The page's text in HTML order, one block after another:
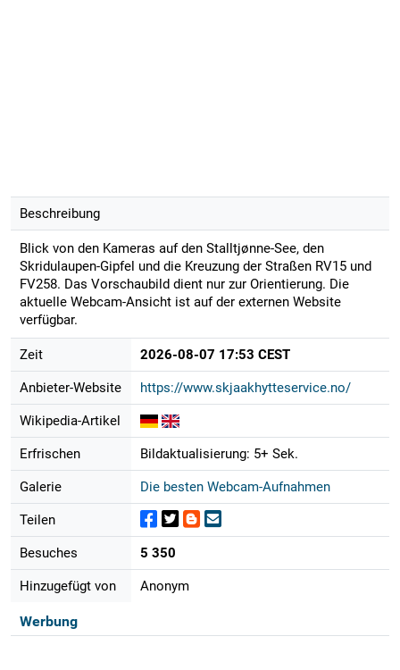
Beschreibung
Blick von den Kameras auf den Stalltjønne-See, den
Skridulaupen-Gipfel und die Kreuzung der Straßen RV15 und
FV258. Das Vorschaubild dient nur zur Orientierung. Die
aktuelle Webcam-Ansicht ist auf der externen Website
verfügbar.
Zeit 2026-08-07 17:53 CEST
Anbieter-Website https://www.skjaakhytteservice.no/
Wikipedia-Artikel
Erfrischen Bildaktualisierung: 5+ Sek.
Galerie Die besten Webcam-Aufnahmen
Teilen
Besuches 5 350
Hinzugefügt von Anonym
Werbung